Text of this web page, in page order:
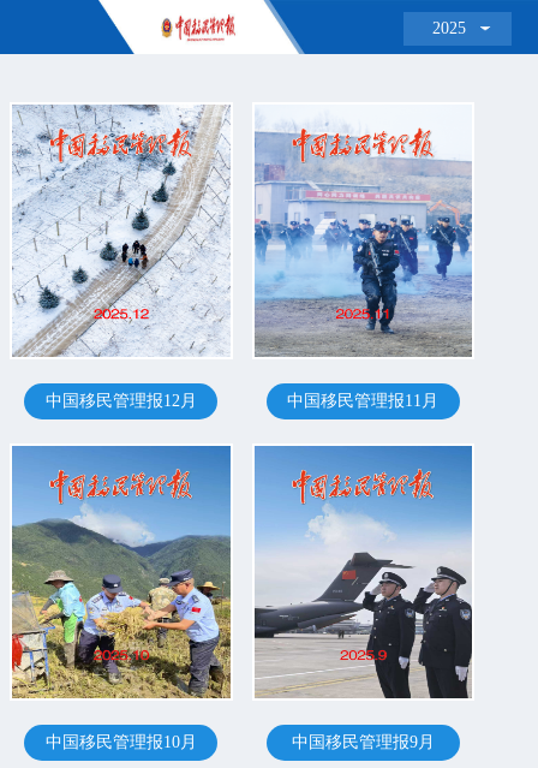
2025
中国移民管理报12月 中国移民管理报11月
中国移民管理报10月 中国移民管理报9月